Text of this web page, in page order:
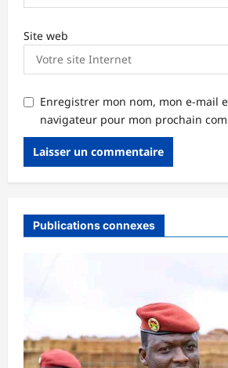
Site web
Enregistrer mon nom, mon e-mail
navigateur pour mon prochain
Publications connexes